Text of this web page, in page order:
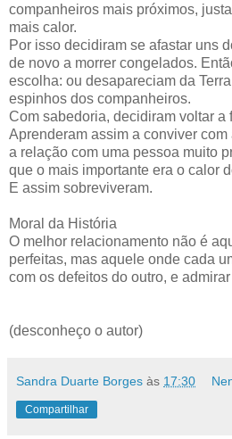
companheiros mais próximos,
mais calor.
Por isso decidiram se afastar uns
de novo a morrer congelados.
escolha: ou desapareciam da
espinhos dos companheiros.
Com sabedoria, decidiram voltar a
Aprenderam assim a conviver
a relação com uma pessoa muito
que o mais importante era o calor
E assim sobreviveram.
Moral da História
O melhor relacionamento não é
perfeitas, mas aquele onde cada
com os defeitos do outro, e
(desconheço o autor)
Sandra Duarte Borges às 17:30
Compartilhar